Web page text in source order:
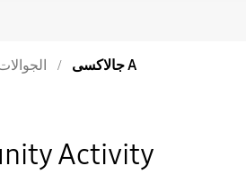
جالاكسى A
Activity